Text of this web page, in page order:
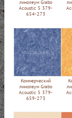
линолеум Grabo
Acoustic 5 379-
654-273
Коммерческий
линолеум Grabo
Acoustic 5 379-
659-273